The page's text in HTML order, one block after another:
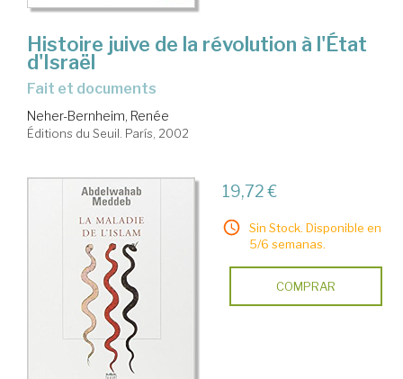
Histoire juive de la révolution à l'État
d'Israël
fait et documents
Neher-Bernheim, Renée
Éditions du Seuil. París, 2002
19,72 €
Sin Stock. Disponible en
5/6 semanas.
COMPRAR